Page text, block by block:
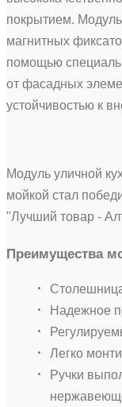
покрытием.
магнитных
помощью
от фасадных
устойчивостью к
Модуль уличной
мойкой стал
"Лучший товар -
Преимущества
Надежное
Легко
Ручки